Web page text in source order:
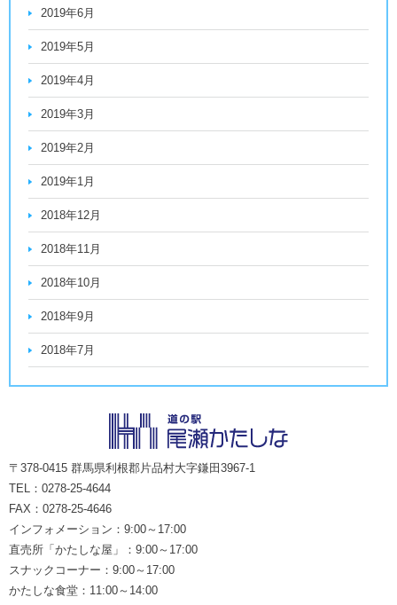
2019年6月
2019年5月
2019年4月
2019年3月
2019年2月
2019年1月
2018年12月
2018年11月
2018年10月
2018年9月
2018年7月
〒378-0415 群馬県利根郡片品村大字鎌田3967-1
TEL：0278-25-4644
FAX：0278-25-4646
インフォメーション：9:00～17:00
直売所「かたしな屋」：9:00～17:00
スナックコーナー：9:00～17:00
かたしな食堂：11:00～14:00